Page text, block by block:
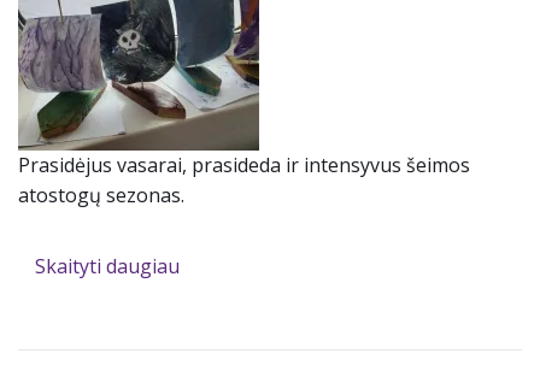
Prasidėjus vasarai, prasideda ir intensyvus šeimos
atostogų sezonas.
Skaityti daugiau